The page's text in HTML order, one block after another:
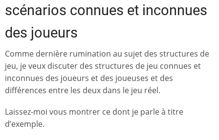
scénarios connues et inconnues
des joueurs
Comme dernière rumination au sujet des structures de
jeu, je veux discuter des structures de jeu connues et
inconnues des joueurs et des joueuses et des
différences entre les deux dans le jeu réel.
Laissez-moi vous montrer ce dont je parle à titre
d’exemple.